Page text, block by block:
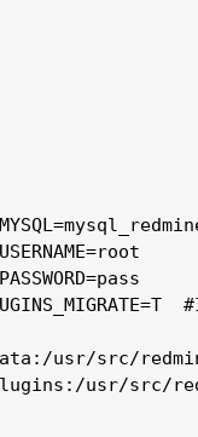
usr/src/
usr/src/